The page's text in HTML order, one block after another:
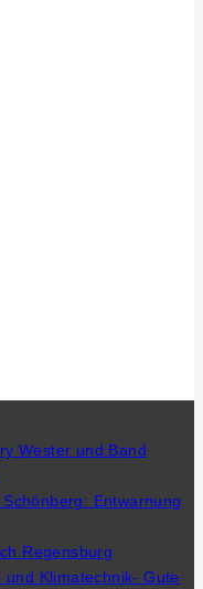
Wester und Band
Entwarnung
Regensburg
Klimatechnik- Gute